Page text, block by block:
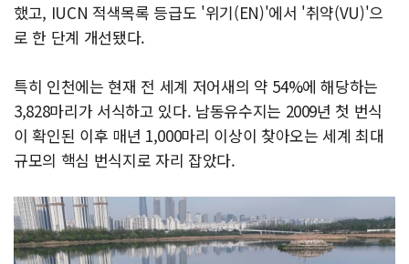
했고, IUCN 적색목록 등급도 '위기(EN)'에서 '취약(VU)'으
로 한 단계 개선됐다.
특히 인천에는 현재 전 세계 저어새의 약 54%에 해당하는
3,828마리가 서식하고 있다. 남동유수지는 2009년 첫 번식
이 확인된 이후 매년 1,000마리 이상이 찾아오는 세계 최대
규모의 핵심 번식지로 자리 잡았다.